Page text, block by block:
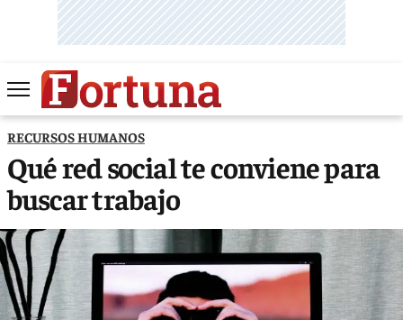
RECURSOS HUMANOS
Qué red social te conviene para
buscar trabajo